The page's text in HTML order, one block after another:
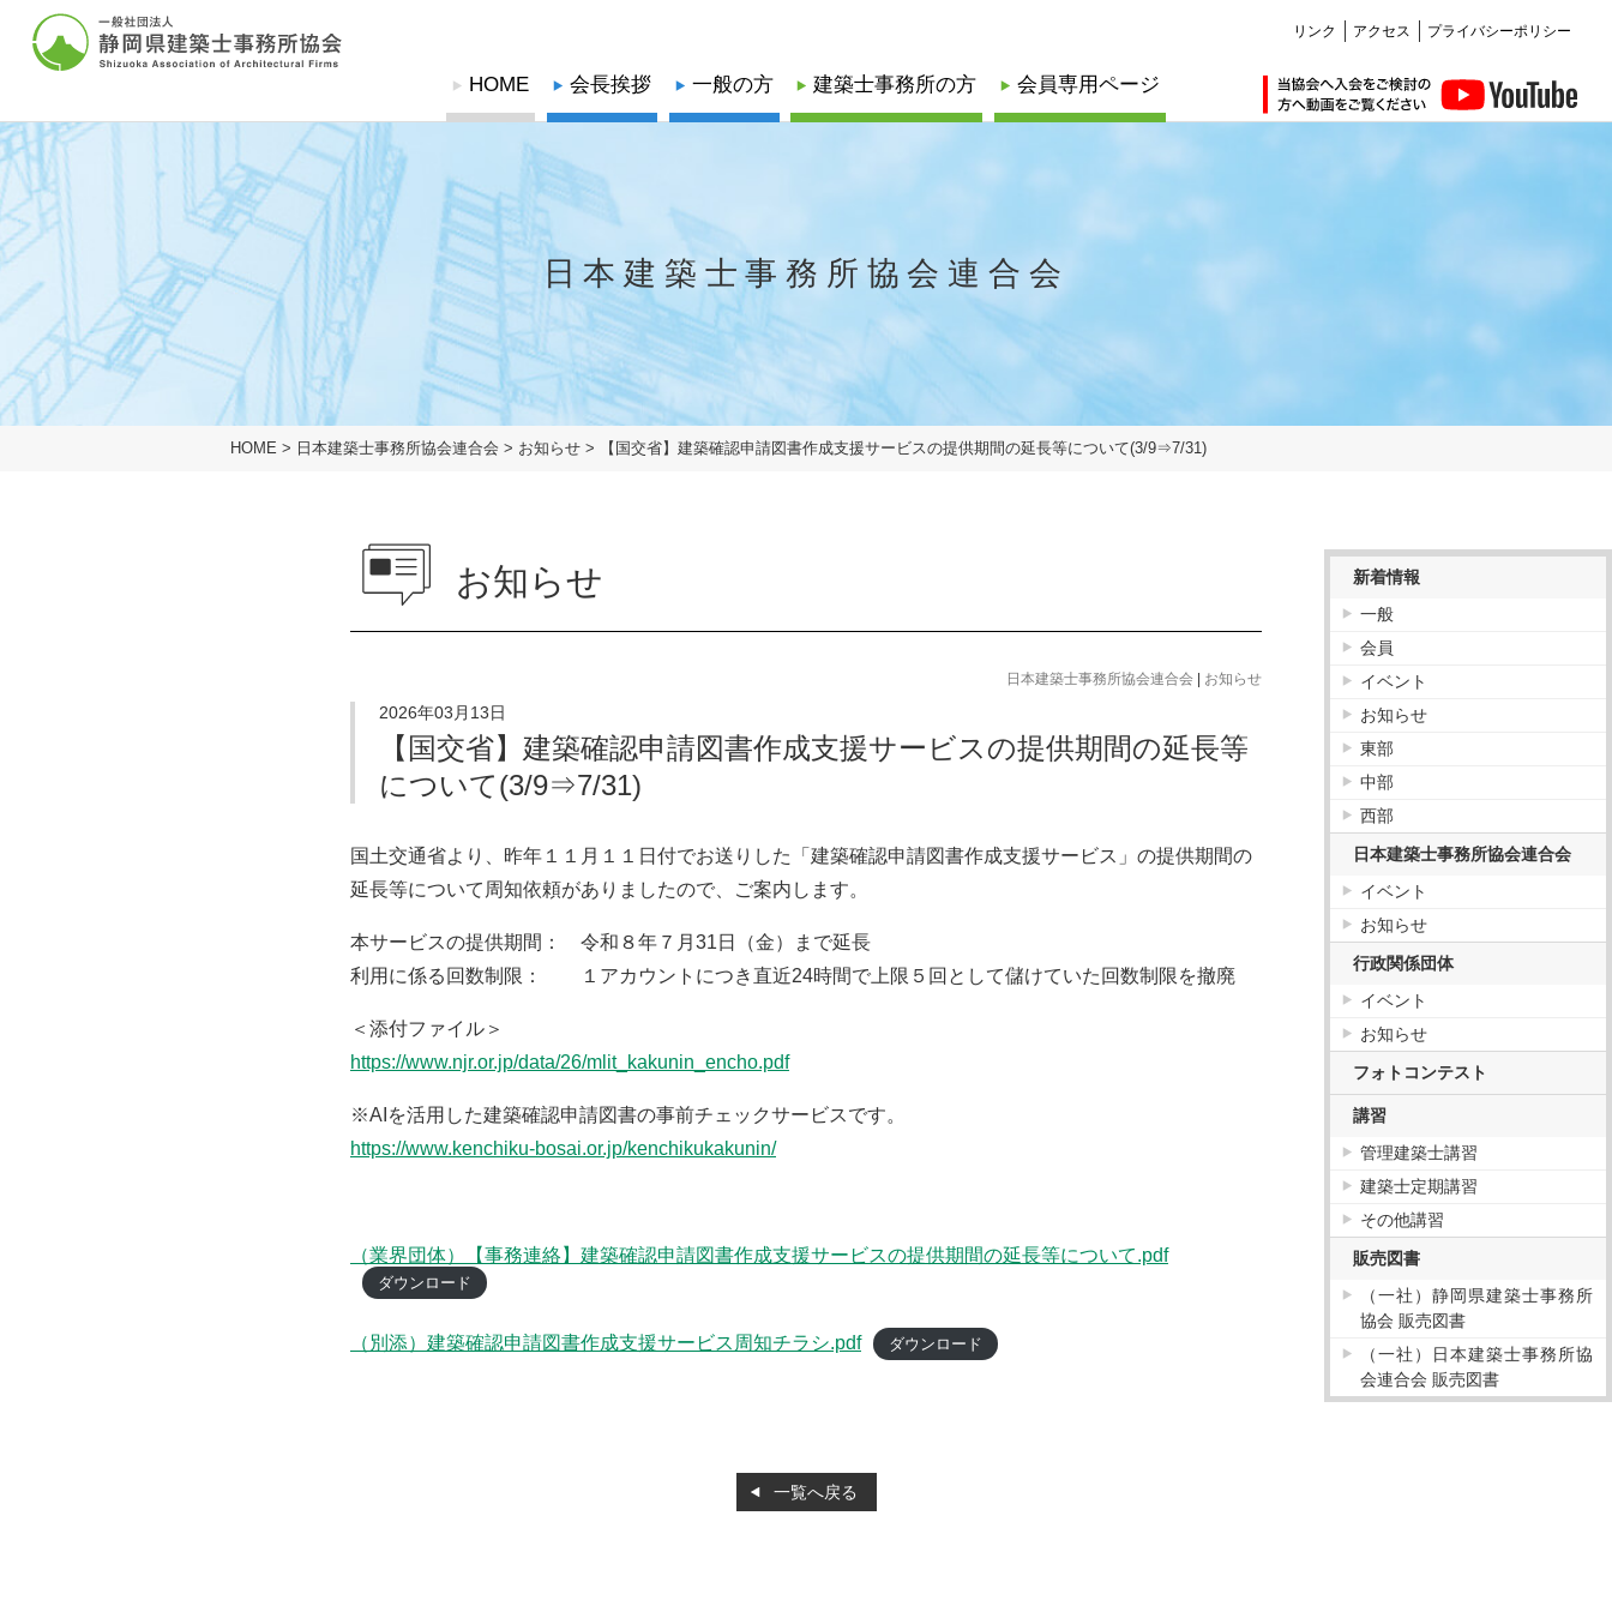
グローバルナビ
HOME 会長挨拶 一般の方
協会概要
建築士事務所とは
業務の流れ
建築相談窓口
建築相談窓口
定期無料建築相談会
苦情解決相談依頼
建築物等調査依頼
協力会員
建築士事務所の方
協会概要
建築士事務所とは
業務の流れ
入会案内
協会への入会方法
建築士事務所登録関係
建築士事務所登録関係
登録の申請（新規・更新）
登録変更の届出
廃業等の届出
登録証明書・閲覧
建築士法
設計等の業務に関する報告書
耐震評定委員会等開催日程
耐震評定関係書類
省エネ業務
協力会員
会員専用ページ
リンク アクセス プライバシーポリシー
日本建築士事務所協会連合会
HOME > 日本建築士事務所協会連合会 > お知らせ > 【国交省】建築確認申請図書作成支援サービスの提供期間の延長等について(3/9⇒7/31)
お知らせ
日本建築士事務所協会連合会 お知らせ
2026年03月13日
【国交省】建築確認申請図書作成支援サービスの提供期間の延長等
について(3/9⇒7/31)
国土交通省より、昨年１１月１１日付でお送りした「建築確認申請図書作成支援サービス」の提供期間の
延長等について周知依頼がありましたので、ご案内します。
本サービスの提供期間： 令和８年７月31日（金）まで延長
利用に係る回数制限： １アカウントにつき直近24時間で上限５回として儲けていた回数制限を撤廃
＜添付ファイル＞
https://www.njr.or.jp/data/26/mlit_kakunin_encho.pdf
※AIを活用した建築確認申請図書の事前チェックサービスです。
https://www.kenchiku-bosai.or.jp/kenchikukakunin/
（業界団体）【事務連絡】建築確認申請図書作成支援サービスの提供期間の延長等について.pdf
ダウンロード
（別添）建築確認申請図書作成支援サービス周知チラシ.pdf ダウンロード
一覧へ戻る
新着情報
一般
会員
イベント
お知らせ
東部
中部
西部
日本建築士事務所協会連合会
イベント
お知らせ
行政関係団体
イベント
お知らせ
フォトコンテスト
講習
管理建築士講習
建築士定期講習
その他講習
販売図書
（一社）静岡県建築士事務所
協会 販売図書
（一社）日本建築士事務所協
会連合会 販売図書